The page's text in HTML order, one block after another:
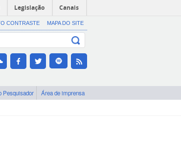
Legislação Canais
CONTRASTE MAPA DO SITE
Pesquisador Área de imprensa